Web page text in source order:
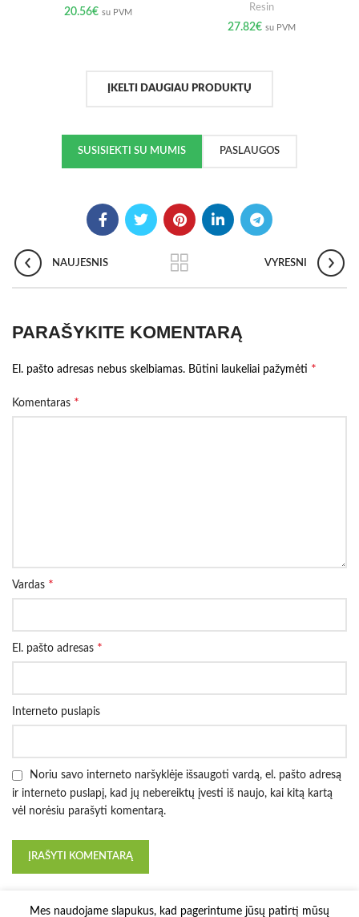
20.56€ su PVM
Resin
27.82€ su PVM
ĮKELTI DAUGIAU PRODUKTŲ
SUSISIEKTI SU MUMIS PASLAUGOS
NAUJESNIS VYRESNI
PARAŠYKITE KOMENTARĄ
El. pašto adresas nebus skelbiamas. Būtini laukeliai pažymėti *
Komentaras *
Vardas *
El. pašto adresas *
Interneto puslapis
Noriu savo interneto naršyklėje išsaugoti vardą, el. pašto adresą
ir interneto puslapį, kad jų nebereiktų įvesti iš naujo, kai kitą kartą
vėl norėsiu parašyti komentarą.
Mes naudojame slapukus, kad pagerintume jūsų patirtį mūsų